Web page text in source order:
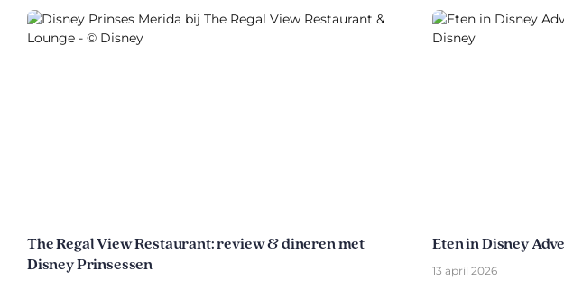
The Regal View Restaurant: review & dineren met
Disney Prinsessen
Eten in Disney
13 april 2026